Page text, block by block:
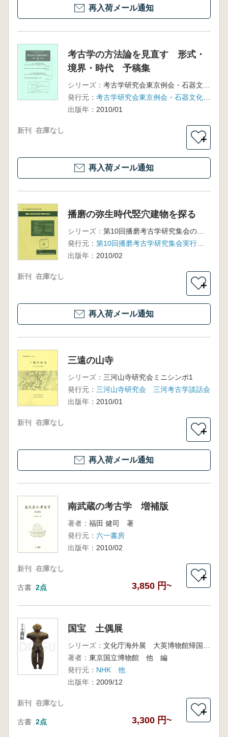
再入荷メール通知
考古学の方法論を見直す 形式・
境界・時代 予稿集
シリーズ：
発行元：
考古学研究会東京例会・石器文化研究会
出版年： 2010/01
新刊 在庫なし
＋
再入荷メール通知
播磨の弥生時代竪穴建物を探る
シリーズ：
第10回播磨考古学研究集会の記録
発行元：
第10回播磨考古学研究集会実行委員会
出版年： 2010/02
新刊 在庫なし
＋
再入荷メール通知
三遠の山寺
シリーズ： 三河山寺研究会ミニシンポ1
発行元： 三河山寺研究会 三河考古学談話会
出版年： 2010/01
新刊 在庫なし
＋
再入荷メール通知
南武蔵の考古学 増補版
著者： 福田 健司 著
発行元： 六一書房
出版年： 2010/02
新刊 在庫なし
古書 2点 3,850 円~
＋
国宝 土偶展
シリーズ：
著者： 東京国立博物館 他 編
発行元： NHK 他
出版年： 2009/12
新刊 在庫なし
古書 2点 3,300 円~
＋